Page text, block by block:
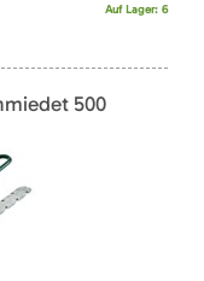
Auf Lager: 6
500